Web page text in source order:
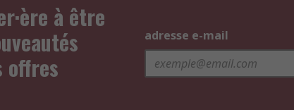
à être
offres
adresse e-mail